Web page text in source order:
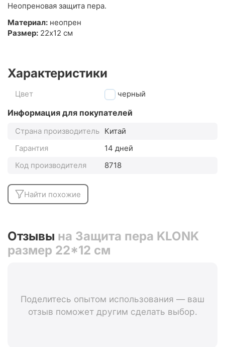
Неопреновая защита пера.
Материал: неопрен
Размер: 22x12 см
Характеристики
Цвет черный
Информация для покупателей
Страна производитель Китай
Гарантия
14 дней
Код производителя
8718
Найти похожие
Отзывы на Защита пера KLONK
размер 22*12 см
Поделитесь опытом использования — ваш
отзыв поможет другим сделать выбор.